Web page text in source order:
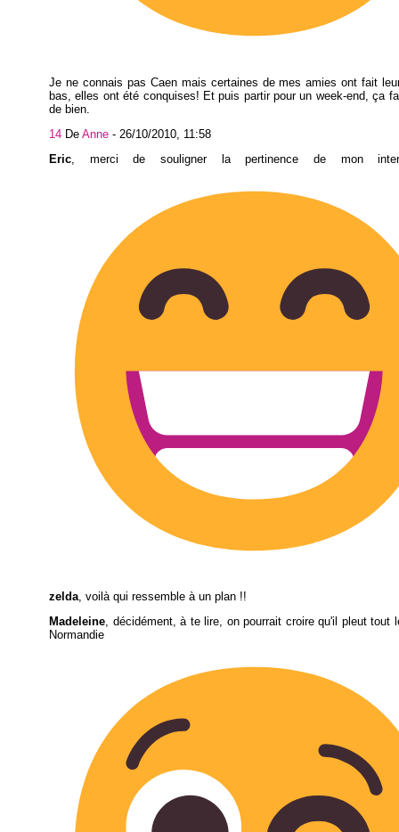
Je ne connais pas Caen mais certaines de mes amies ont fait
bas, elles ont été conquises! Et puis partir pour un week-end, ça
de bien.
14 De Anne - 26/10/2010, 11:58
Eric , merci de souligner la pertinence de mon
zelda, voilà qui ressemble à un plan !!
Madeleine, décidément, à te lire, on pourrait croire qu'il pleut tout
Normandie